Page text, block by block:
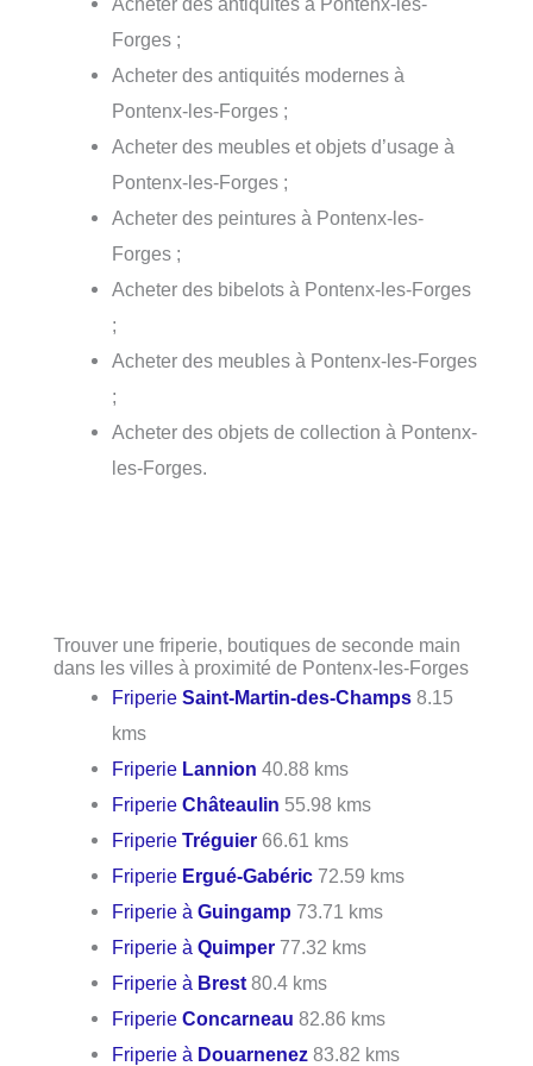
Forges ;
Acheter des antiquités modernes à
Pontenx-les-Forges ;
Acheter des meubles et objets d’usage à
Pontenx-les-Forges ;
Acheter des peintures à Pontenx-les-
Forges ;
Acheter des bibelots à Pontenx-les-Forges
;
Acheter des meubles à Pontenx-les-Forges
;
Acheter des objets de collection à Pontenx-
les-Forges.
Trouver une friperie, boutiques de seconde main
dans les villes à proximité de Pontenx-les-Forges
FriperieSaint-Martin-des-Champs 8.15
kms
Friperie Lannion 40.88 kms
FriperieChâteaulin 55.98 kms
FriperieTréguier 66.61 kms
Friperie Ergué-Gabéric 72.59 kms
Friperie àGuingamp 73.71 kms
Friperie àQuimper 77.32 kms
Friperie à Brest 80.4 kms
FriperieConcarneau 82.86 kms
Friperie à Douarnenez 83.82 kms